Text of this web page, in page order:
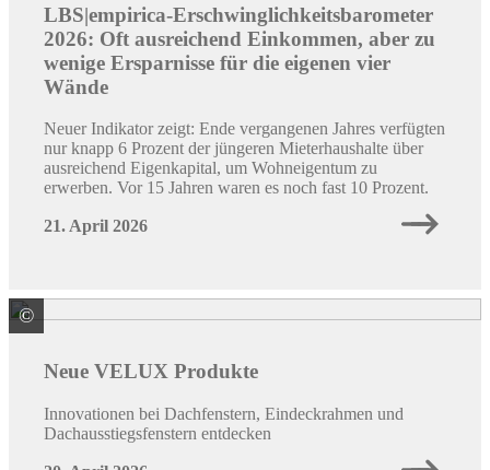
LBS|empirica-Erschwinglichkeitsbarometer
2026: Oft ausreichend Einkommen, aber zu
wenige Ersparnisse für die eigenen vier
Wände
Neuer Indikator zeigt: Ende vergangenen Jahres verfügten
nur knapp 6 Prozent der jüngeren Mieterhaushalte über
ausreichend Eigenkapital, um Wohneigentum zu
erwerben. Vor 15 Jahren waren es noch fast 10 Prozent.
21. April 2026
© VELUX Deutschland GmbH
Neue VELUX Produkte
Innovationen bei Dachfenstern, Eindeckrahmen und
Dachausstiegsfenstern entdecken